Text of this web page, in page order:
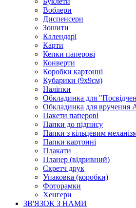
Воблери
Диспенсери
Зошити
Календарі
Карти
Кепки паперові
Конверти
Коробки картонні
Кубарики (9х9см)
Наліпки
Обкладинка для
Обкладинка для вручення
Пакети паперові
Папки до підпису
Папки з кільцевим
Папки картонні
Плакати
Планер (відривний)
Скретч друк
Упаковка (коробки)
Фоторамки
Хенгери
ЗВ'ЯЗОК З НАМИ